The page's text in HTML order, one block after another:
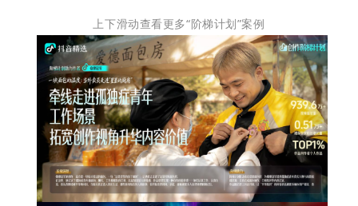
上下滑动查看更多“阶梯计划”案例